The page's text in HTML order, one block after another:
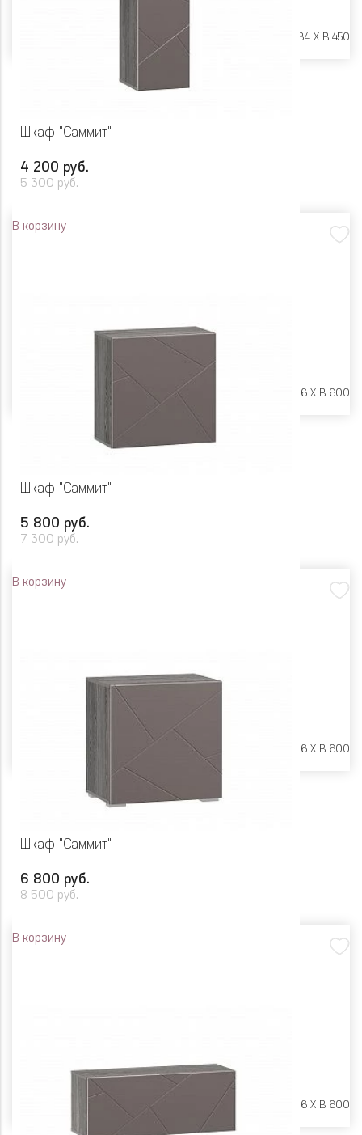
Ш 600 X Г 384 X В 450
Шкаф "Саммит"
4 200 руб.
5 300 руб.
В корзину
Ш 302 X Г 316 X В 600
Шкаф "Саммит"
5 800 руб.
7 300 руб.
В корзину
Ш 602 X Г 316 X В 600
Шкаф "Саммит"
6 800 руб.
8 500 руб.
В корзину
Ш 602 X Г 416 X В 600